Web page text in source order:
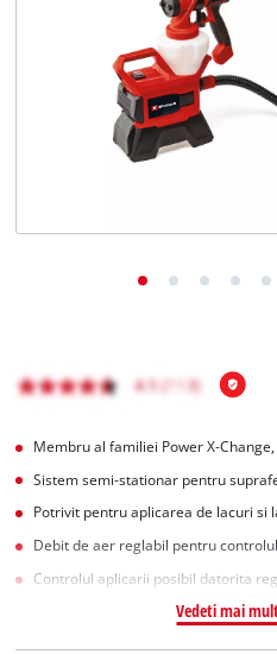
Română
Membru al familiei Power X-
Sistem semi-stationar pentru
Potrivit pentru aplicarea de lacuri si
Debit de aer reglabil pentru
Controlul aplicarii posibil datorita
Vedeti mai